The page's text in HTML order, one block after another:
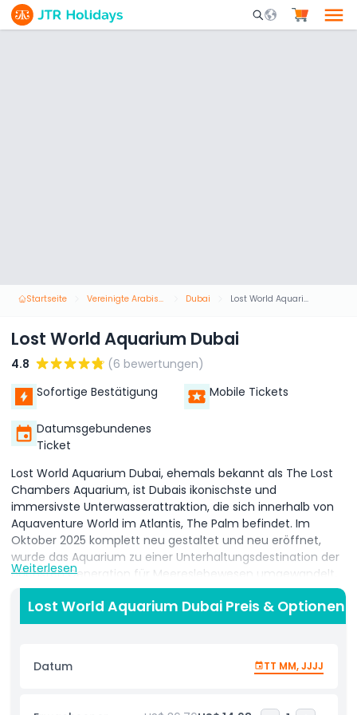
Mobile Search
Startseite Vereinigte Arabische Emirate Dubai Lost World Aquarium Dubai
Lost World Aquarium Dubai
4.8
(6 bewertungen)
Sofortige Bestätigung
Mobile Tickets
Datumsgebundenes
Ticket
Lost World Aquarium Dubai, ehemals bekannt als The Lost
Chambers Aquarium, ist Dubais ikonischste und
immersivste Unterwasserattraktion, die sich innerhalb von
Aquaventure World im Atlantis, The Palm befindet. Im
Oktober 2025 komplett neu gestaltet und neu eröffnet,
wurde das Aquarium zu einer Unterhaltungsdestination der
nächsten Generation für Meereslebewesen umgewandelt,
die echtes Ozeanleben mit Weltklasse-Technologie und
Live-Auftritten verbindet. Betreten Sie 14 einzigartig
thematisierte immersive Kammern, die jeweils durch eine
Hochleistungsprojektoren und über 140 präzise entwickelte
Lautsprecher zum Leben erweckt werden. Jeder Raum
Ozeanklängen, Lichteffekten und alten
Weiterlesen
Lost World Aquarium Dubai Preis & Optionen
Datum TT MM, JJJJ